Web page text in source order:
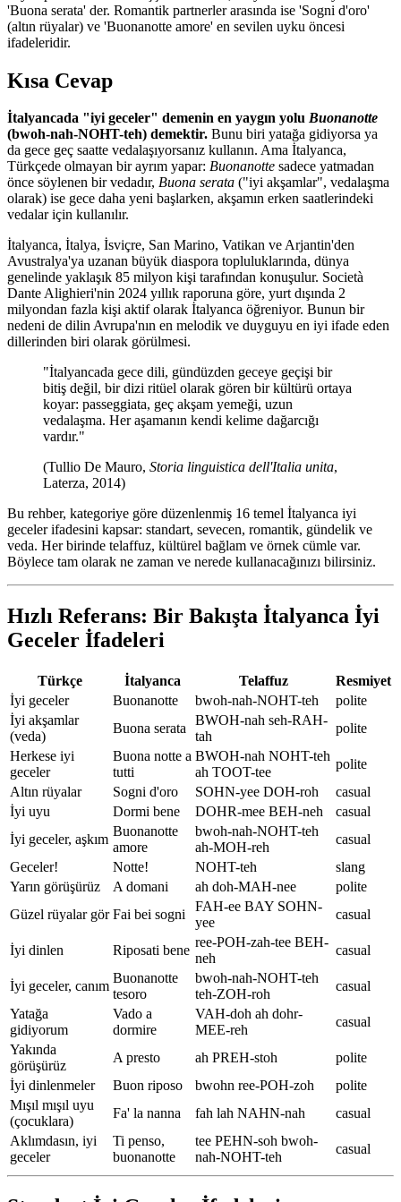
'Buona serata' der. Romantik partnerler arasında ise 'Sogni d'oro'
(altın rüyalar) ve 'Buonanotte amore' en sevilen uyku öncesi
ifadeleridir.
Kısa Cevap
İtalyancada "iyi geceler" demenin en yaygın yolu Buonanotte
(bwoh-nah-NOHT-teh) demektir. Bunu biri yatağa gidiyorsa ya
da gece geç saatte vedalaşıyorsanız kullanın. Ama İtalyanca,
Türkçede olmayan bir ayrım yapar: Buonanotte sadece yatmadan
önce söylenen bir vedadır, Buona serata ("iyi akşamlar", vedalaşma
olarak) ise gece daha yeni başlarken, akşamın erken saatlerindeki
vedalar için kullanılır.
İtalyanca, İtalya, İsviçre, San Marino, Vatikan ve Arjantin'den
Avustralya'ya uzanan büyük diaspora topluluklarında, dünya
genelinde yaklaşık 85 milyon kişi tarafından konuşulur. Società
Dante Alighieri'nin 2024 yıllık raporuna göre, yurt dışında 2
milyondan fazla kişi aktif olarak İtalyanca öğreniyor. Bunun bir
nedeni de dilin Avrupa'nın en melodik ve duyguyu en iyi ifade eden
dillerinden biri olarak görülmesi.
"İtalyancada gece dili, gündüzden geceye geçişi bir
bitiş değil, bir dizi ritüel olarak gören bir kültürü ortaya
koyar: passeggiata, geç akşam yemeği, uzun
vedalaşma. Her aşamanın kendi kelime dağarcığı
vardır."
(Tullio De Mauro, Storia linguistica dell'Italia unita,
Laterza, 2014)
Bu rehber, kategoriye göre düzenlenmiş 16 temel İtalyanca iyi
geceler ifadesini kapsar: standart, sevecen, romantik, gündelik ve
veda. Her birinde telaffuz, kültürel bağlam ve örnek cümle var.
Böylece tam olarak ne zaman ve nerede kullanacağınızı bilirsiniz.
Hızlı Referans: Bir Bakışta İtalyanca İyi
Geceler İfadeleri
Türkçe İtalyanca Telaffuz
Resmiyet
İyi geceler
Buonanotte bwoh-nah-NOHT-teh
polite
İyi akşamlar
(veda)
Buona serata
BWOH-nah seh-RAH-
tah
polite
Herkese iyi
geceler
Buona notte a
tutti
BWOH-nah NOHT-teh
ah TOOT-tee
polite
Altın rüyalar
Sogni d'oro SOHN-yee DOH-roh
casual
İyi uyu
Dormi bene DOHR-mee BEH-neh
casual
İyi geceler, aşkım
Buonanotte
amore
bwoh-nah-NOHT-teh
ah-MOH-reh
casual
Geceler!
Notte! NOHT-teh
slang
Yarın görüşürüz
A domani ah doh-MAH-nee
polite
Güzel rüyalar gör Fai bei sogni
FAH-ee BAY SOHN-
yee
casual
İyi dinlen Riposati bene
ree-POH-zah-tee BEH-
neh
casual
İyi geceler, canım
Buonanotte
tesoro
bwoh-nah-NOHT-teh
teh-ZOH-roh
casual
Yatağa
gidiyorum
Vado a
dormire
VAH-doh ah dohr-
MEE-reh
casual
Yakında
görüşürüz
A presto ah PREH-stoh
polite
İyi dinlenmeler
Buon riposo bwohn ree-POH-zoh
polite
Mışıl mışıl uyu
(çocuklara)
Fa' la nanna fah lah NAHN-nah
casual
Aklımdasın, iyi
geceler
Ti penso,
buonanotte
tee PEHN-soh bwoh-
nah-NOHT-teh
casual